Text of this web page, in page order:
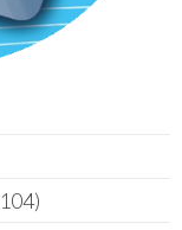
104